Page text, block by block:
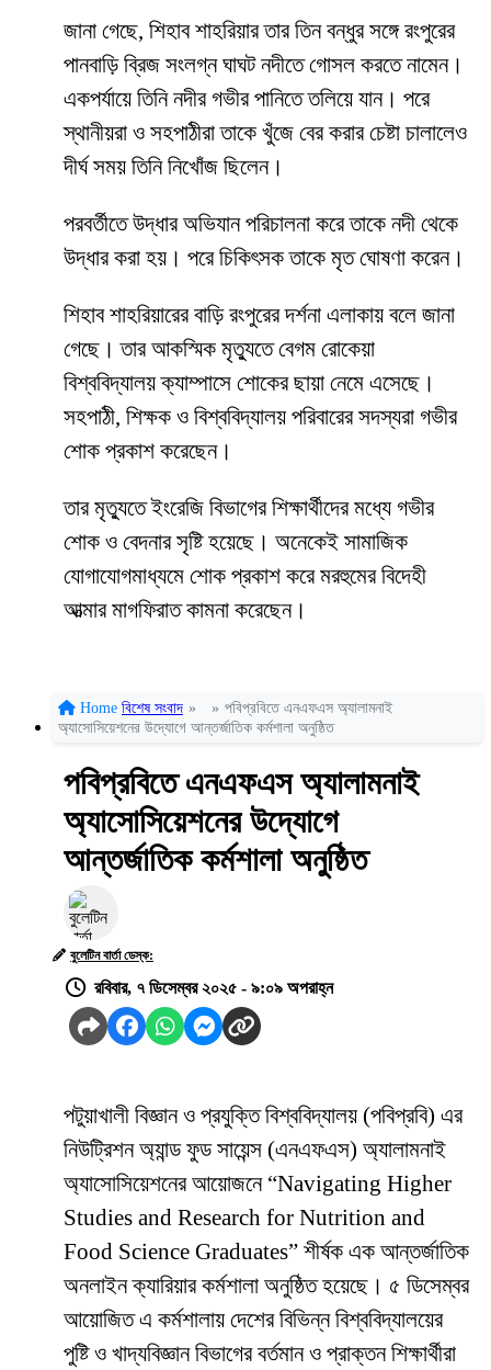
জানা গেছে, শিহাব শাহরিয়ার তার তিন বন্ধুর সঙ্গে রংপুরের
পানবাড়ি ব্রিজ সংলগ্ন ঘাঘট নদীতে গোসল করতে নামেন।
একপর্যায়ে তিনি নদীর গভীর পানিতে তলিয়ে যান। পরে
স্থানীয়রা ও সহপাঠীরা তাকে খুঁজে বের করার চেষ্টা চালালেও
দীর্ঘ সময় তিনি নিখোঁজ ছিলেন।
পরবর্তীতে উদ্ধার অভিযান পরিচালনা করে তাকে নদী থেকে
উদ্ধার করা হয়। পরে চিকিৎসক তাকে মৃত ঘোষণা করেন।
শিহাব শাহরিয়ারের বাড়ি রংপুরের দর্শনা এলাকায় বলে জানা
গেছে। তার আকস্মিক মৃত্যুতে বেগম রোকেয়া
বিশ্ববিদ্যালয় ক্যাম্পাসে শোকের ছায়া নেমে এসেছে।
সহপাঠী, শিক্ষক ও বিশ্ববিদ্যালয় পরিবারের সদস্যরা গভীর
শোক প্রকাশ করেছেন।
তার মৃত্যুতে ইংরেজি বিভাগের শিক্ষার্থীদের মধ্যে গভীর
শোক ও বেদনার সৃষ্টি হয়েছে। অনেকেই সামাজিক
যোগাযোগমাধ্যমে শোক প্রকাশ করে মরহুমের বিদেহী
আত্মার মাগফিরাত কামনা করেছেন।
Home বিশেষ সংবাদ » » পবিপ্রবিতে এনএফএস অ্যালামনাই
অ্যাসোসিয়েশনের উদ্যোগে আন্তর্জাতিক কর্মশালা অনুষ্ঠিত
পবিপ্রবিতে এনএফএস অ্যালামনাই
অ্যাসোসিয়েশনের উদ্যোগে
আন্তর্জাতিক কর্মশালা অনুষ্ঠিত
বুলেটিন বার্তা ডেস্ক:
রবিবার, ৭ ডিসেম্বর ২০২৫ - ৯:০৯ অপরাহ্ন
পটুয়াখালী বিজ্ঞান ও প্রযুক্তি বিশ্ববিদ্যালয় (পবিপ্রবি) এর
নিউট্রিশন অ্যান্ড ফুড সায়েন্স (এনএফএস) অ্যালামনাই
অ্যাসোসিয়েশনের আয়োজনে “Navigating Higher
Studies and Research for Nutrition and
Food Science Graduates” শীর্ষক এক আন্তর্জাতিক
অনলাইন ক্যারিয়ার কর্মশালা অনুষ্ঠিত হয়েছে। ৫ ডিসেম্বর
আয়োজিত এ কর্মশালায় দেশের বিভিন্ন বিশ্ববিদ্যালয়ের
পুষ্টি ও খাদ্যবিজ্ঞান বিভাগের বর্তমান ও প্রাক্তন শিক্ষার্থীরা